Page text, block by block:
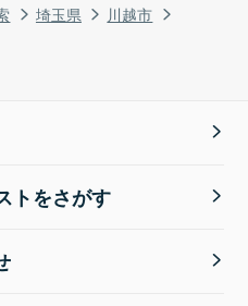
埼玉県
川越市
トをさがす